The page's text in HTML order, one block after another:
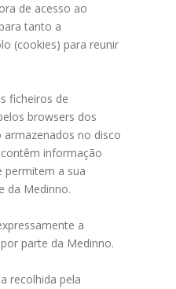
de acesso ao
tanto a
(cookies) para reunir
ficheiros de
browsers dos
no disco
informação
permitem a sua
da Medinno.
a
parte da Medinno.
recolhida pela